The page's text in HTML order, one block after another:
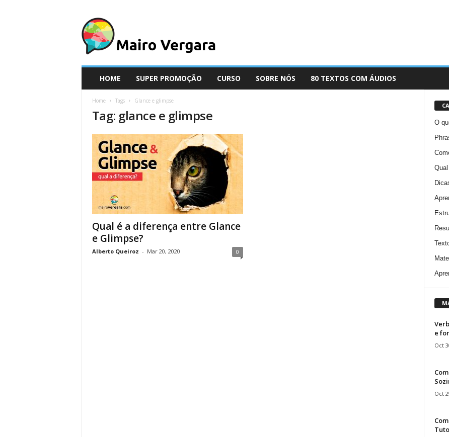
i
r
HOME SUPER PROMOÇÃO CURSO SOBRE NÓS 80 TEXTOS COM ÁUDIOS
Home Tags Glance e glimpse
Tag: glance e glimpse
Qual é a diferença entre Glance
e Glimpse?
Alberto Queiroz - Mar 20, 2020 0
O
e
Oct
Oct